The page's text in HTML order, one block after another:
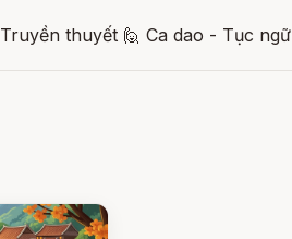
Truyền thuyết 🙋 Ca dao - Tục ngữ